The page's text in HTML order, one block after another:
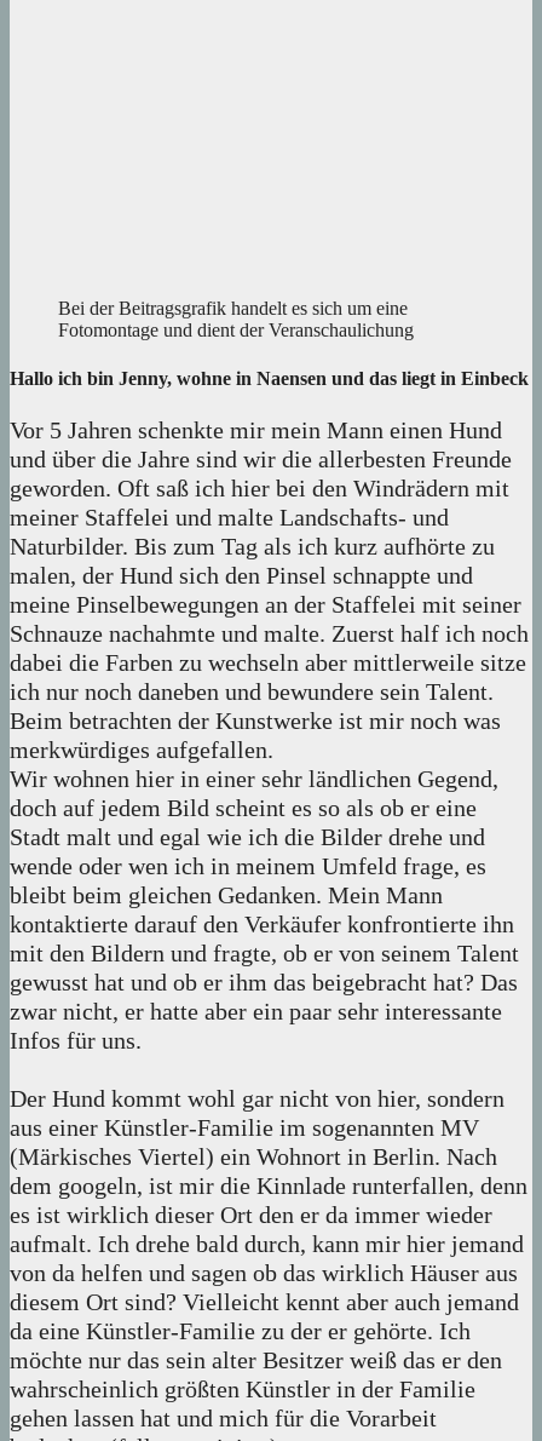
Bei der Beitragsgrafik handelt es sich um eine
Fotomontage und dient der Veranschaulichung
Hallo ich bin Jenny, wohne in Naensen und das liegt in Einbeck
Vor 5 Jahren schenkte mir mein Mann einen Hund
und über die Jahre sind wir die allerbesten Freunde
geworden. Oft saß ich hier bei den Windrädern mit
meiner Staffelei und malte Landschafts- und
Naturbilder. Bis zum Tag als ich kurz aufhörte zu
malen, der Hund sich den Pinsel schnappte und
meine Pinselbewegungen an der Staffelei mit seiner
Schnauze nachahmte und malte. Zuerst half ich noch
dabei die Farben zu wechseln aber mittlerweile sitze
ich nur noch daneben und bewundere sein Talent.
Beim betrachten der Kunstwerke ist mir noch was
merkwürdiges aufgefallen.
Wir wohnen hier in einer sehr ländlichen Gegend,
doch auf jedem Bild scheint es so als ob er eine
Stadt malt und egal wie ich die Bilder drehe und
wende oder wen ich in meinem Umfeld frage, es
bleibt beim gleichen Gedanken. Mein Mann
kontaktierte darauf den Verkäufer konfrontierte ihn
mit den Bildern und fragte, ob er von seinem Talent
gewusst hat und ob er ihm das beigebracht hat? Das
zwar nicht, er hatte aber ein paar sehr interessante
Infos für uns.
Der Hund kommt wohl gar nicht von hier, sondern
aus einer Künstler-Familie im sogenannten MV
(Märkisches Viertel) ein Wohnort in Berlin. Nach
dem googeln, ist mir die Kinnlade runterfallen, denn
es ist wirklich dieser Ort den er da immer wieder
aufmalt. Ich drehe bald durch, kann mir hier jemand
von da helfen und sagen ob das wirklich Häuser aus
diesem Ort sind? Vielleicht kennt aber auch jemand
da eine Künstler-Familie zu der er gehörte. Ich
möchte nur das sein alter Besitzer weiß das er den
wahrscheinlich größten Künstler in der Familie
gehen lassen hat und mich für die Vorarbeit